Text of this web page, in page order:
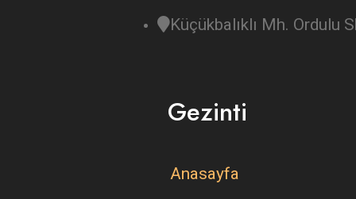
Küçükbalıklı Mh. Ordulu
Gezinti
Anasayfa